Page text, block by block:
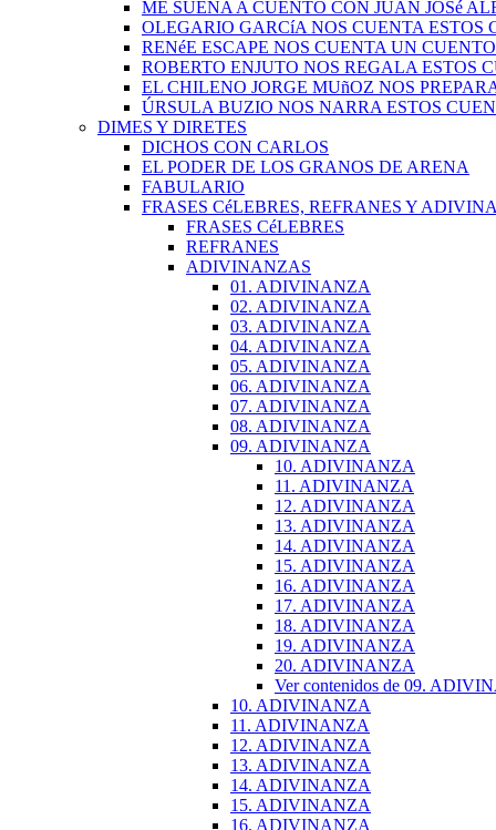
ME SUENA A CUENTO CON JUAN JOSé
OLEGARIO GARCíA NOS CUENTA ESTOS
RENéE ESCAPE NOS CUENTA UN CUENTO
ROBERTO ENJUTO NOS REGALA ESTOS
EL CHILENO JORGE MUñOZ NOS
ÚRSULA BUZIO NOS NARRA ESTOS
DIMES Y DIRETES
DICHOS CON CARLOS
EL PODER DE LOS GRANOS DE ARENA
FABULARIO
FRASES CéLEBRES, REFRANES Y
FRASES CéLEBRES
REFRANES
ADIVINANZAS
01. ADIVINANZA
02. ADIVINANZA
03. ADIVINANZA
04. ADIVINANZA
05. ADIVINANZA
06. ADIVINANZA
07. ADIVINANZA
08. ADIVINANZA
09. ADIVINANZA
10. ADIVINANZA
11. ADIVINANZA
12. ADIVINANZA
13. ADIVINANZA
14. ADIVINANZA
15. ADIVINANZA
16. ADIVINANZA
17. ADIVINANZA
18. ADIVINANZA
19. ADIVINANZA
20. ADIVINANZA
Ver contenidos de 09.
10. ADIVINANZA
11. ADIVINANZA
12. ADIVINANZA
13. ADIVINANZA
14. ADIVINANZA
15. ADIVINANZA
16. ADIVINANZA